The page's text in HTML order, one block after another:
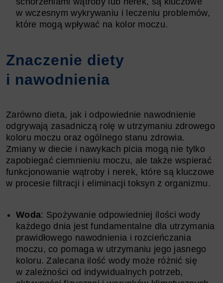
w wczesnym wykrywaniu i leczeniu problemów,
które mogą wpływać na kolor moczu.
Znaczenie diety
i nawodnienia
Zarówno dieta, jak i odpowiednie nawodnienie
odgrywają zasadniczą rolę w utrzymaniu zdrowego
koloru moczu oraz ogólnego stanu zdrowia.
Zmiany w diecie i nawykach picia mogą nie tylko
zapobiegać ciemnieniu moczu, ale także wspierać
funkcjonowanie wątroby i nerek, które są kluczowe
w procesie filtracji i eliminacji toksyn z organizmu.
Woda: Spożywanie odpowiedniej ilości wody
każdego dnia jest fundamentalne dla utrzymania
prawidłowego nawodnienia i rozcieńczania
moczu, co pomaga w utrzymaniu jego jasnego
koloru. Zalecana ilość wody może różnić się
w zależności od indywidualnych potrzeb,